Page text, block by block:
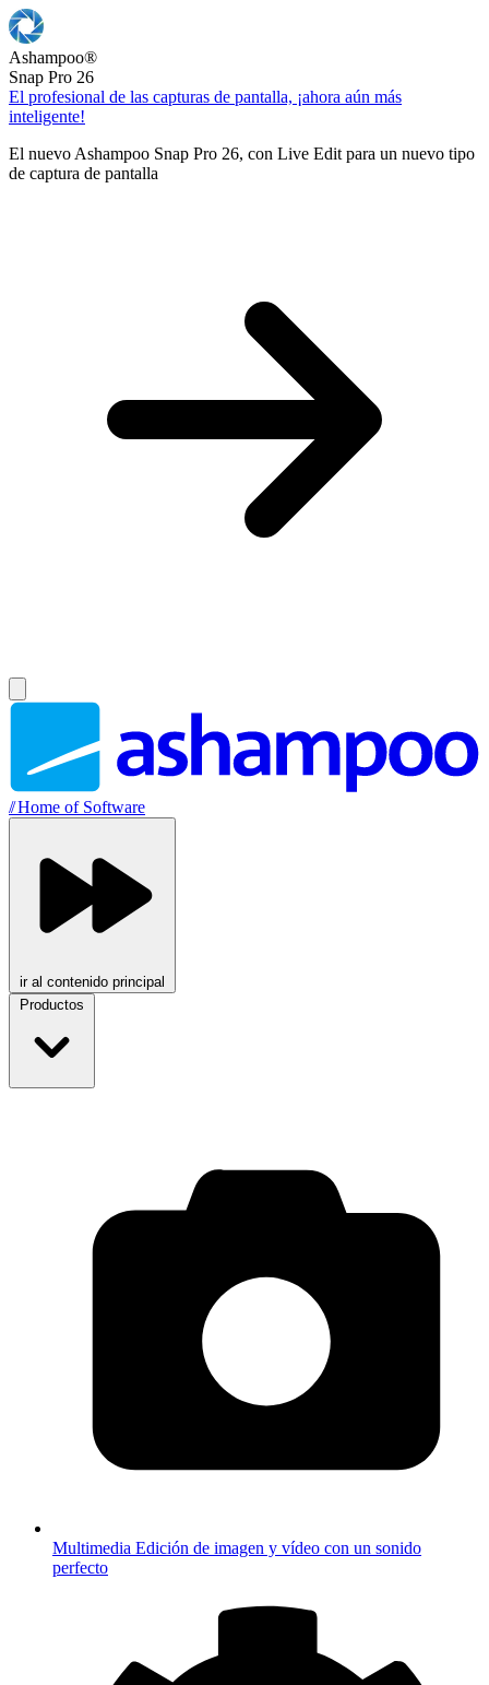
Ashampoo®
Snap Pro 26
El profesional de las capturas de pantalla, ¡ahora aún más
inteligente!
El nuevo Ashampoo Snap Pro 26, con Live Edit para un nuevo tipo
de captura de pantalla
//Home of Software
ir al contenido principal
Productos
Multimedia Edición de imagen y vídeo con un sonido
perfecto